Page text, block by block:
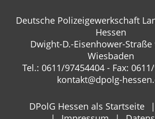
Deutsche Polizeigewerkschaft
Hessen
Dwight-D.-Eisenhower-Straße
Wiesbaden
Tel.: 0611/97454404 - Fax:
kontakt@dpolg-
DPolG Hessen als Startseite